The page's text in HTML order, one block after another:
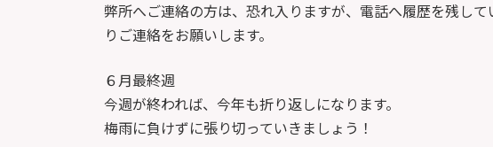
弊所へご連絡の方は、恐れ入りますが、電話へ履歴を残し
りご連絡をお願いします。
６月最終週
今週が終われば、今年も折り返しになります。
梅雨に負けずに張り切っていきましょう！